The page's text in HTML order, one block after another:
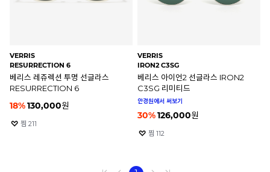
VERRIS
RESURRECTION 6
베리스 레쥬렉션 투명 선글라스
RESURRECTION 6
18%130,000원
찜 211
VERRIS
IRON2 C3SG
베리스 아이언2 선글라스 IRON2
C3SG 리미티드
안경원에서 써보기
30%126,000원
찜 112